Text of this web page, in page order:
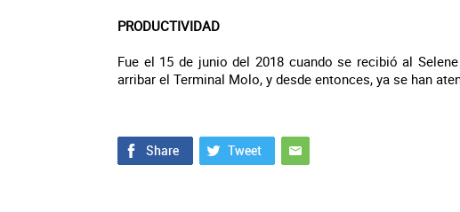
PRODUCTIVIDAD
Fue el 15 de junio del 2018 cuando se recibió al
arribar el Terminal Molo, y desde entonces, ya se han